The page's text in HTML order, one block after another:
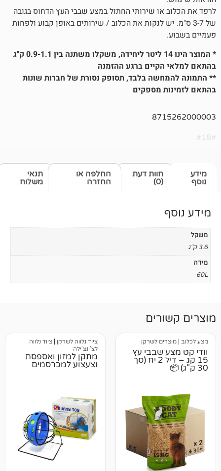
שירותי החתול במצע שבבי העץ הדחוס בגובה
יש לנקות את הכלוב / שירותים באופן קבוע ולפחות
* המוצר הינו 14 ליטר ליחידה, משקלו משתנה בין 0.9-1.1 ק"ג
ברגע ההזמנה
בלבד, תסופק נסורת של חברות שונות
מספקים
תנאי
משלוח
חוות דעת
החלפה או
החזרה
לשרקן
שבבי עץ
15 קג – דיל 2 יח (סך
ציוד נלווה לשרקן
ציוד נלווה
לצ'ינצ'ילה
מתקן למזון ואספסת
וצעצוע למכרסמים